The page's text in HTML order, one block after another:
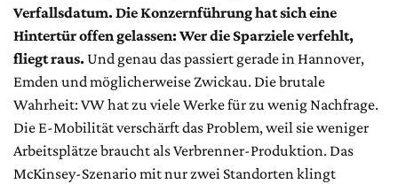
Verfallsdatum. Die Konzernführung hat sich eine
Hintertür offen gelassen: Wer die Sparziele verfehlt,
fliegt raus. Und genau das passiert gerade in Hannover,
Emden und möglicherweise Zwickau. Die brutale
Wahrheit: VW hat zu viele Werke für zu wenig Nachfrage.
Die E-Mobilität verschärft das Problem, weil sie weniger
Arbeitsplätze braucht als Verbrenner-Produktion. Das
McKinsey-Szenario mit nur zwei Standorten klingt